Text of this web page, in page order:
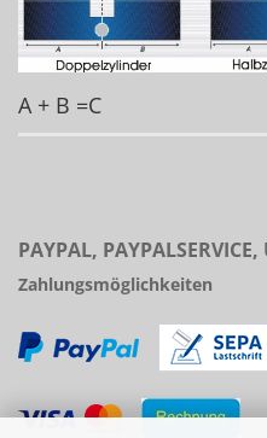
A + B =C
PAYPAL,
Zahlungsmöglichkeiten